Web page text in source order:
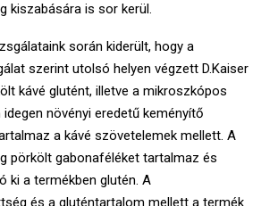
kiszabására is sor kerül.
során kiderült, hogy a
szerint utolsó helyen végzett D.Kaiser
kávé glutént, illetve a mikroszkópos
növényi eredetű keményítő
a kávé szövetelemek mellett. A
pörkölt gabonaféléket tartalmaz és
ki a termékben glutén. A